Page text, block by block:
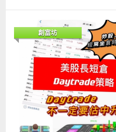
指盤路分析例子講解 如何利用
程式優化指標 利用程式選出強
交易策略講解 Amibroker及
Autotrade的各種常見問題 報
paul.mark881@gmail.com
創富坊